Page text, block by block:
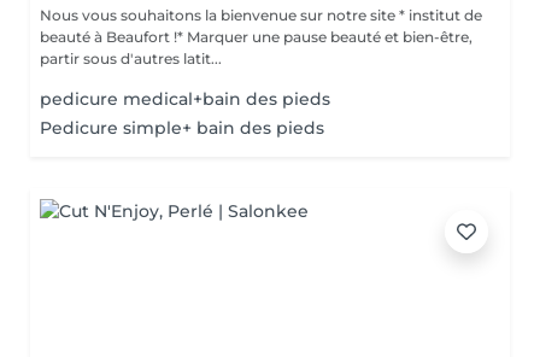
Nous vous souhaitons la bienvenue sur notre site * institut de
beauté à Beaufort !* Marquer une pause beauté et bien-être,
partir sous d'autres latit...
pedicure medical+bain des pieds
Pedicure simple+ bain des pieds